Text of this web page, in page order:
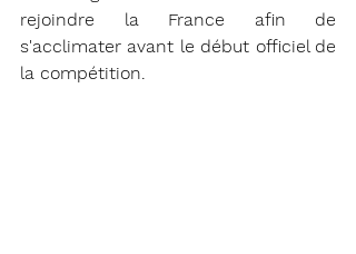
rejoindre la France afin de
s'acclimater avant le début officiel de
la compétition.